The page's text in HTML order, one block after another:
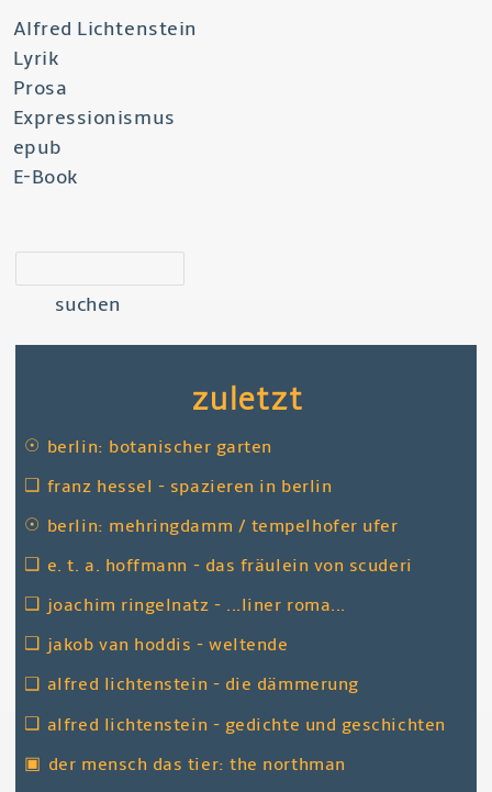
Alfred Lichtenstein
Lyrik
Prosa
Expressionismus
epub
E-Book
zuletzt
☉ berlin: botanischer garten
❑ franz hessel - spazieren in berlin
☉ berlin: mehringdamm / tempelhofer ufer
❑ e. t. a. hoffmann - das fräulein von scuderi
❑ joachim ringelnatz - ...liner roma...
❑ jakob van hoddis - weltende
❑ alfred lichtenstein - die dämmerung
❑ alfred lichtenstein - gedichte und geschichten
▣ der mensch das tier: the northman